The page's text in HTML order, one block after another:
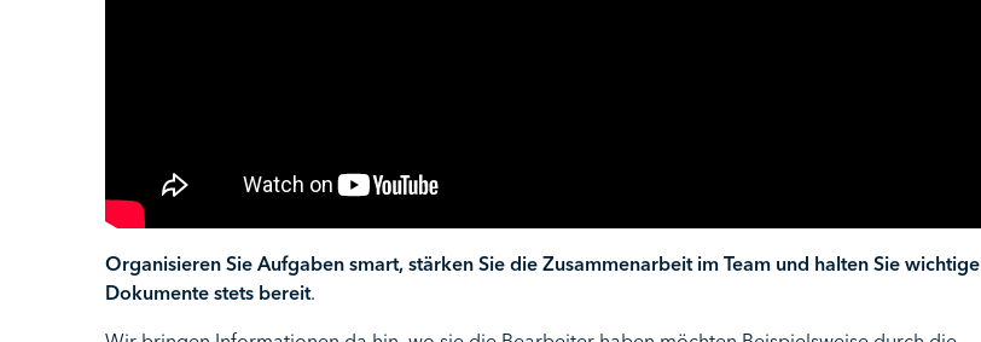
Organisieren Sie Aufgaben smart, stärken Sie die Zusammenarbeit im Team und halten Sie wichtige
Dokumente stets bereit.